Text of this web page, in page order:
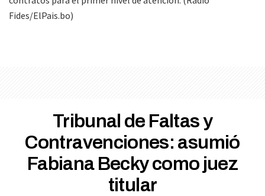
Fides/ElPais.bo)
Tribunal de Faltas y
Contravenciones: asumió
Fabiana Becky como juez
titular